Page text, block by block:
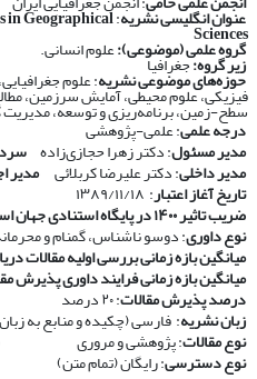
عنوان انگلیسی نشریه: Journal of
in Geographical
Sciences
گروه علمی (موضوعی):علوم انسانی.
زیر گروه:جغرافیا
حوزه‌های موضوعی نشریه: علوم
فیزیکی، علوم محیطی، آمایش سرزمین،
سطح-زمین، برنامه‌ریزی و توسعه،
درجه علمی: علمی-پژوهشی
مدیر مسئول: دکتر زهرا حجازی‌زاده
مدیر داخلی: دکتر علیرضا کربلائی مدیر
تاریخ آغاز اعتبار: ۱۳۸۹/۱۱/۱۸
ضریب تاثیر ۱۴۰۰ در پایگاه استنادی جهان اسلام:
نوع داوری: دوسو ناشناس، گمنام و
​​​​​​​میانگین بازه زمانی بررسی اولیه مقالات
​​​​​​​میانگین بازه زمانی فرایند داوری پذیرش
درصد پذیرش مقالات: ۲۰ درصد
زبان نشریه: فارسی (چکیده و منابع به
​​​​​​​نوع مقالات: پژوهشی و مروری
​​​​​​​نوع دسترسی: رایگان (تمام متن)